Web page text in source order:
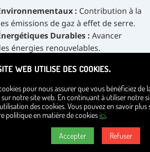
web utilise des cookies.
pour nous assurer que vous bénéficiez de
notre site web. En continuant à utiliser notre
des cookies. Vous pouvez en savoir plus
politique en matière de cookies ici.
Accepter Refuser
: Contribution à la
émissions de gaz à effet de serre.
Durables : Avancer
énergies renouvelables.
Sociale des Entreprises
RSE de Tesla :
Travail :Traitement des employés
la Chaîne d’Approvisionnement :